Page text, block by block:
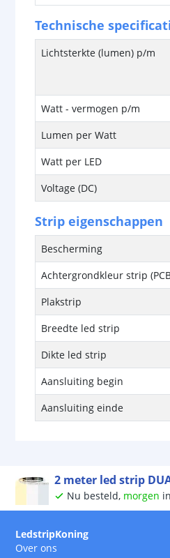
Technische
Lichtsterkte (lumen) p/m
Watt - vermogen p/m
Lumen per Watt
Watt per LED
Voltage (DC)
Strip eigenschappen
Bescherming
Achtergrondkleur strip
Plakstrip
Breedte led strip
Dikte led strip
Aansluiting begin
Aansluiting einde
2 meter led strip
Nu besteld, morgen
LedstripKoning
Over ons